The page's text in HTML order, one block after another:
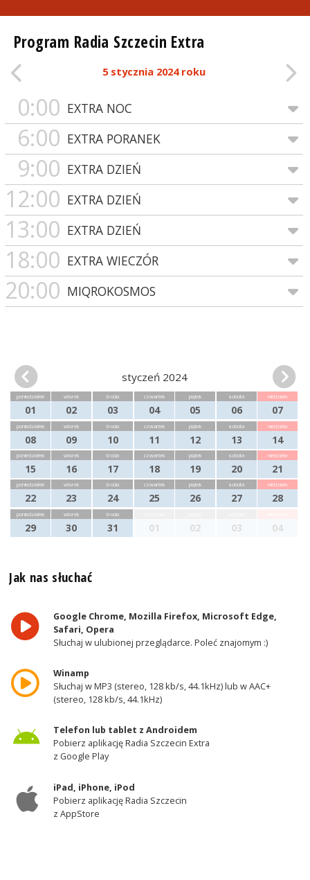
Program Radia Szczecin Extra
5 stycznia 2024 roku
0:00 EXTRA NOC
6:00 EXTRA PORANEK
9:00 EXTRA DZIEŃ
12:00 EXTRA DZIEŃ
13:00 EXTRA DZIEŃ
18:00 EXTRA WIECZÓR
20:00 MIQROKOSMOS
styczeń 2024
poniedziałek
01
wtorek
02
środa
03
czwartek
04
piątek
05
sobota
06
niedziela
07
poniedziałek
08
wtorek
09
środa
10
czwartek
11
piątek
12
sobota
13
niedziela
14
poniedziałek
15
wtorek
16
środa
17
czwartek
18
piątek
19
sobota
20
niedziela
21
poniedziałek
22
wtorek
23
środa
24
czwartek
25
piątek
26
sobota
27
niedziela
28
poniedziałek
29
wtorek
30
środa
31 01 02 03 04
Jak nas słuchać
Google Chrome, Mozilla Firefox, Microsoft Edge,
Safari, Opera
Słuchaj w ulubionej przeglądarce. Poleć znajomym :)
Winamp
Słuchaj w MP3 (stereo, 128 kb/s, 44.1kHz) lub w AAC+
(stereo, 128 kb/s, 44.1kHz)
Telefon lub tablet z Androidem
Pobierz aplikację Radia Szczecin Extra
z Google Play
iPad, iPhone, iPod
Pobierz aplikację Radia Szczecin
z AppStore